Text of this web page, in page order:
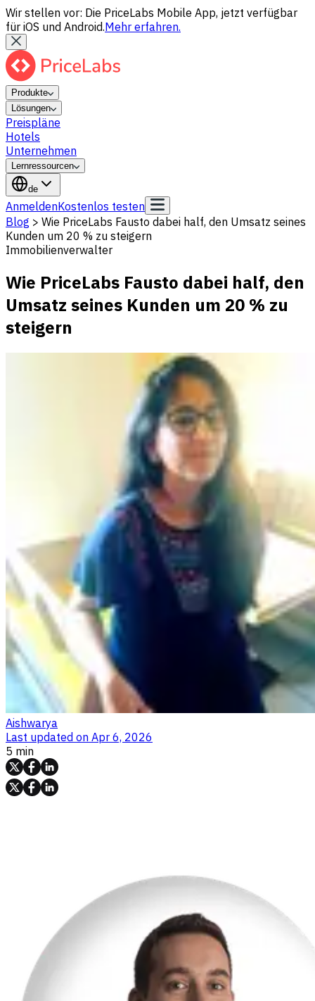
Wir stellen vor: Die PriceLabs Mobile App, jetzt verfügbar
für iOS und Android.Mehr erfahren.
Produkte
Lösungen
Preispläne
Hotels
Unternehmen
Lernressourcen
de
AnmeldenKostenlos testen
Blog > Wie PriceLabs Fausto dabei half, den Umsatz seines
Kunden um 20 % zu steigern
Immobilienverwalter
Wie PriceLabs Fausto dabei half, den
Umsatz seines Kunden um 20 % zu
steigern
Aishwarya
Last updated on Apr 6, 2026
5 min